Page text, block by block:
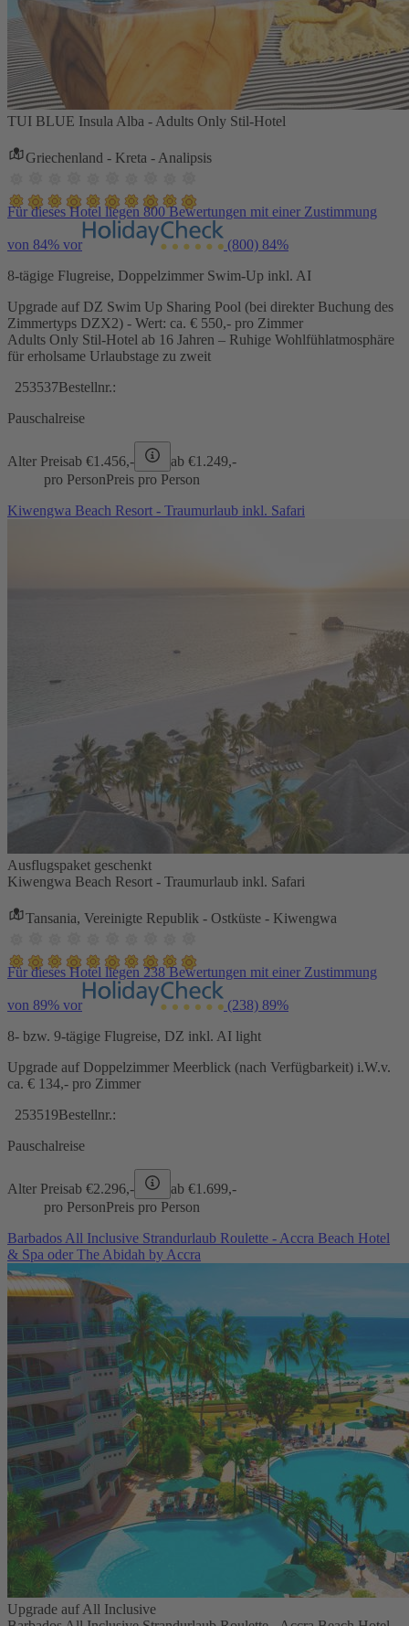
TUI BLUE Insula Alba - Adults Only Stil-Hotel
Griechenland - Kreta - Analipsis
Für dieses Hotel liegen 800 Bewertungen mit einer Zustimmung
von 84% vor (800) 84%
8-tägige Flugreise, Doppelzimmer Swim-Up inkl. AI
Upgrade auf DZ Swim Up Sharing Pool (bei direkter Buchung des
Zimmertyps DZX2) - Wert: ca. € 550,- pro Zimmer
Adults Only Stil-Hotel ab 16 Jahren – Ruhige Wohlfühlatmosphäre
für erholsame Urlaubstage zu zweit
253537Bestellnr.:
Pauschalreise
Alter Preisab €1.456,- ab €1.249,-
pro PersonPreis pro Person
Kiwengwa Beach Resort - Traumurlaub inkl. Safari
Ausflugspaket geschenkt
Kiwengwa Beach Resort - Traumurlaub inkl. Safari
Tansania, Vereinigte Republik - Ostküste - Kiwengwa
Für dieses Hotel liegen 238 Bewertungen mit einer Zustimmung
von 89% vor (238) 89%
8- bzw. 9-tägige Flugreise, DZ inkl. AI light
Upgrade auf Doppelzimmer Meerblick (nach Verfügbarkeit) i.W.v.
ca. € 134,- pro Zimmer
253519Bestellnr.:
Pauschalreise
Alter Preisab €2.296,- ab €1.699,-
pro PersonPreis pro Person
Barbados All Inclusive Strandurlaub Roulette - Accra Beach Hotel
& Spa oder The Abidah by Accra
Upgrade auf All Inclusive